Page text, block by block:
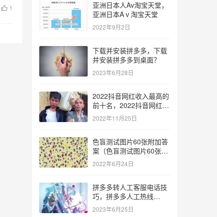
1
亚洲日本人Av淘宝天堂，
亚洲日本Aⅴ淘宝天堂
2022年9月2日
下载并安装拼多多，下载
并安装拼多多到桌面？
2023年6月28日
2022抖音网红收入最高的
前十名，2022抖音网红收
入最高的前十名有哪些？
2022年11月25日
色盲测试图片60张附加答
案（色盲测试图片60张复
杂）
2022年6月24日
拼多多转人工客服电话技
巧，拼多多人工热线
9541344？
2023年6月25日